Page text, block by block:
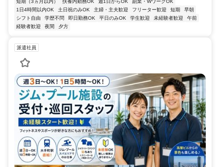
短期（3ヵ月以内） 扶養内勤務OK 週1日からOK
副業・WワークOK
1日4時間以内OK
土日祝のみOK 主婦・主夫歓迎 フリーター歓迎 短期
早朝
シフト自由
学歴不問 即日勤務OK 平日のみOK 学生歓迎 未経験者歓迎
午前
経験者歓迎
夜間 夕方
派遣社員